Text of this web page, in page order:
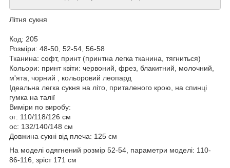
Літня сукня
Код: 205
Розміри: 48-50, 52-54, 56-58
Тканина: софт, принт (принтна легка тканина, тягниться)
Кольори: принт квіти: червоний, фрез, блакитний, молочний,
м'ята, чорний , кольоровий леопард
Ідеальна легка сукня на літо, приталеного крою, на спинці
гумка на талії
Виміри по виробу:
ог: 110/118/126 см
ос: 132/140/148 см
Довжина сукні від плеча: 125 см
На моделі одягнений розмір 52-54, параметри моделі: 110-
86-116, зріст 171 см